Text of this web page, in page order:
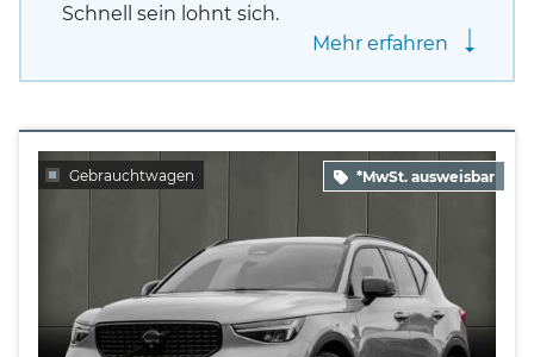
Schnell sein lohnt sich.
Mehr erfahren
Gebrauchtwagen *MwSt. ausweisbar